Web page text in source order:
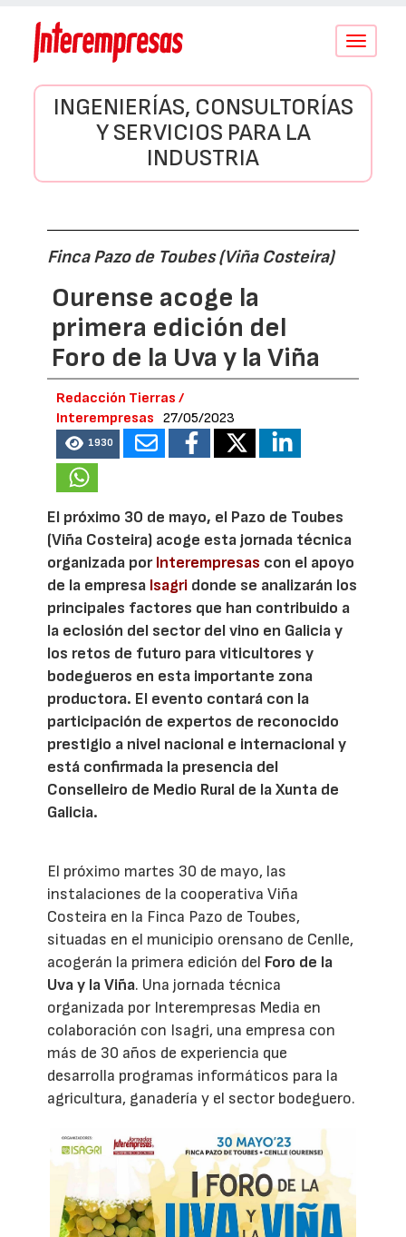
Conmutar
INGENIERÍAS, CONSULTORÍAS
Y SERVICIOS PARA LA
INDUSTRIA
Finca Pazo de Toubes (Viña Costeira)
Ourense acoge la
primera edición del
Foro de la Uva y la Viña
Redacción Tierras /
Interempresas
27/05/2023
1930
El próximo 30 de mayo, el Pazo de Toubes
(Viña Costeira) acoge esta jornada técnica
organizada porInterempresas con el apoyo
de la empresa Isagri donde se analizarán los
principales factores que han contribuido a
la eclosión del sector del vino en Galicia y
los retos de futuro para viticultores y
bodegueros en esta importante zona
productora. El evento contará con la
participación de expertos de reconocido
prestigio a nivel nacional e internacional y
está confirmada la presencia del
Conselleiro de Medio Rural de la Xunta de
Galicia.
El próximo martes 30 de mayo, las
instalaciones de la cooperativa Viña
Costeira en la Finca Pazo de Toubes,
situadas en el municipio orensano de Cenlle,
acogerán la primera edición del Foro de la
Uva y la Viña. Una jornada técnica
organizada por Interempresas Media en
colaboración con Isagri, una empresa con
más de 30 años de experiencia que
desarrolla programas informáticos para la
agricultura, ganadería y el sector bodeguero.